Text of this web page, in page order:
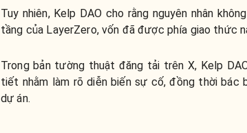
Tuy nhiên, Kelp DAO cho rằng nguyên nhân
tầng của LayerZero, vốn đã được phía giao thức
Trong bản tường thuật đăng tải trên X, Kelp
tiết nhằm làm rõ diễn biến sự cố, đồng thời
dự án.